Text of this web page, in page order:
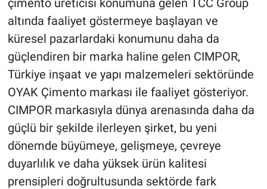
çimento üreticisi konumuna gelen TCC Group
altında faaliyet göstermeye başlayan ve
küresel pazarlardaki konumunu daha da
güçlendiren bir marka haline gelen CIMPOR,
Türkiye inşaat ve yapı malzemeleri sektöründe
OYAK Çimento markası ile faaliyet gösteriyor.
CIMPOR markasıyla dünya arenasında daha da
güçlü bir şekilde ilerleyen şirket, bu yeni
dönemde büyümeye, gelişmeye, çevreye
duyarlılık ve daha yüksek ürün kalitesi
prensipleri doğrultusunda sektörde fark